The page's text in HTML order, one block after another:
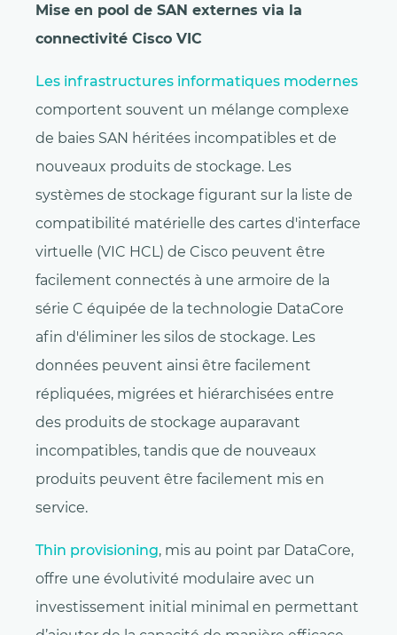
Mise en pool de SAN externes via la
connectivité Cisco VIC
Les infrastructures informatiques modernes
comportent souvent un mélange complexe
de baies SAN héritées incompatibles et de
nouveaux produits de stockage. Les
systèmes de stockage figurant sur la liste de
compatibilité matérielle des cartes d'interface
virtuelle (VIC HCL) de Cisco peuvent être
facilement connectés à une armoire de la
série C équipée de la technologie DataCore
afin d'éliminer les silos de stockage. Les
données peuvent ainsi être facilement
répliquées, migrées et hiérarchisées entre
des produits de stockage auparavant
incompatibles, tandis que de nouveaux
produits peuvent être facilement mis en
service.
Thin provisioning, mis au point par DataCore,
offre une évolutivité modulaire avec un
investissement initial minimal en permettant